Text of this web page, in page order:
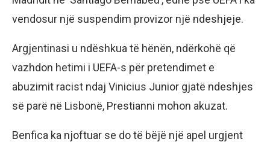
vendosur një suspendim provizor një ndeshjeje.
Argjentinasi u ndëshkua të hënën, ndërkohë që
vazhdon hetimi i UEFA-s për pretendimet e
abuzimit racist ndaj Vinicius Junior gjatë ndeshjes
së parë në Lisbonë, Prestianni mohon akuzat.
Benfica ka njoftuar se do të bëjë një apel urgjent